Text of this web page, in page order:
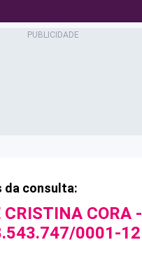
da consulta:
CORA -
0001-12